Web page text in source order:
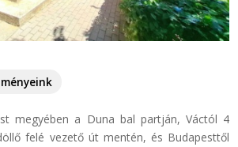
megyében a Duna bal partján, Váctól 4
felé vezető út mentén, és Budapesttől